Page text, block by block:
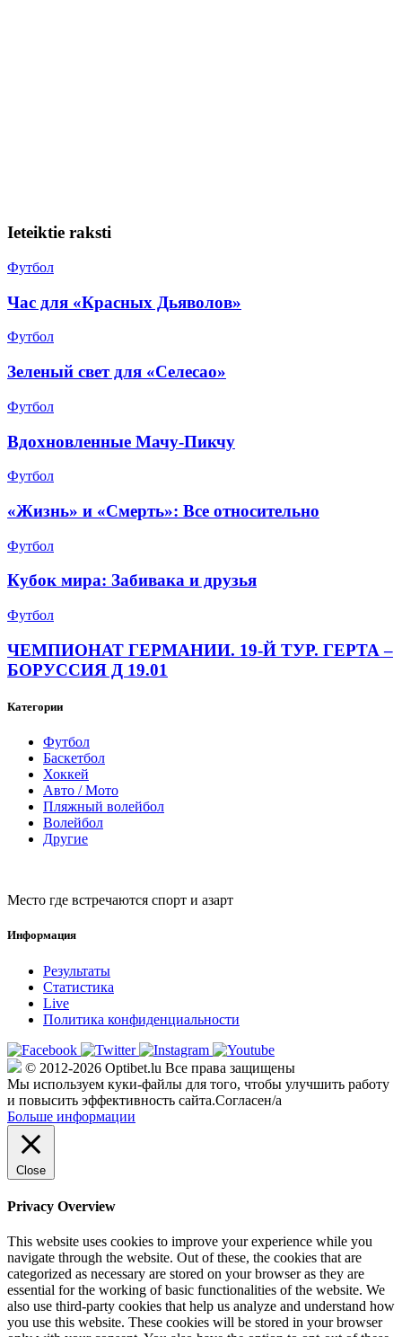
Ieteiktie raksti
Футбол
Час для «Красных Дьяволов»
Футбол
Зеленый свет для «Селесао»
Футбол
Вдохновленные Мачу-Пикчу
Футбол
«Жизнь» и «Смерть»: Все относительно
Футбол
Кубок мира: Забивака и друзья
Футбол
ЧЕМПИОНАТ ГЕРМАНИИ. 19-Й ТУР. ГЕРТА –
БОРУССИЯ Д 19.01
Категории
Футбол
Баскетбол
Хоккей
Авто / Мото
Пляжный волейбол
Волейбол
Другие
Место где встречаются спорт и азарт
Информация
Результаты
Статистика
Live
Политика конфиденциальности
© 2012-2026 Optibet.lu Все права защищены
Мы используем куки-файлы для того, чтобы улучшить работу
и повысить эффективность сайта.Согласен/а
Больше информации
Close
Privacy Overview
This website uses cookies to improve your experience while you
navigate through the website. Out of these, the cookies that are
categorized as necessary are stored on your browser as they are
essential for the working of basic functionalities of the website. We
also use third-party cookies that help us analyze and understand how
you use this website. These cookies will be stored in your browser